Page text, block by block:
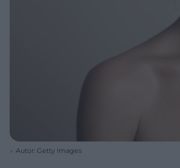
Autor: Getty Images